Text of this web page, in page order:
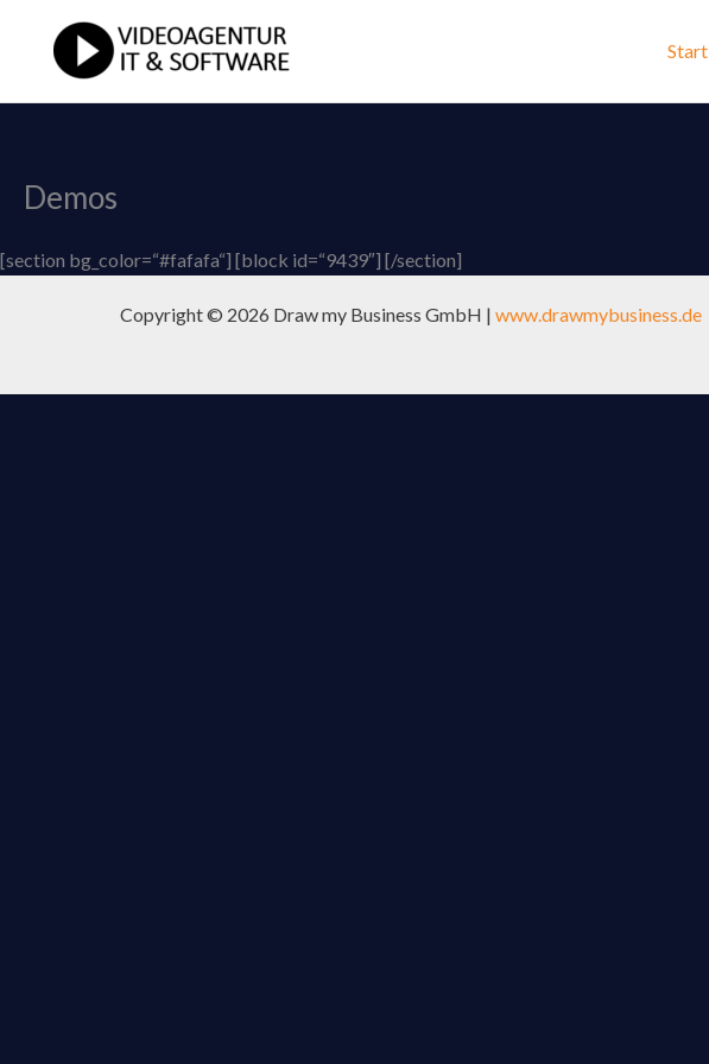
springen
Start
Demos
[section bg_color=“#fafafa“] [block id=“9439″] [/section]
Copyright © 2026 Draw my Business GmbH | www.drawmybusiness.de